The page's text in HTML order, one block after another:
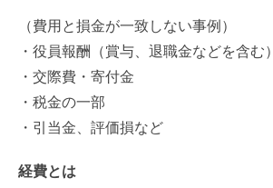
（費用と損金が一致しない事例）
・役員報酬（賞与、退職金などを含む）
・交際費・寄付金
・税金の一部
・引当金、評価損など
経費とは